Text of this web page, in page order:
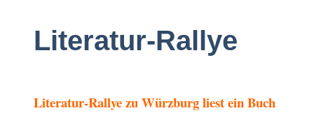
Literatur-Rallye
Literatur-Rallye zu Würzburg liest ein Buch